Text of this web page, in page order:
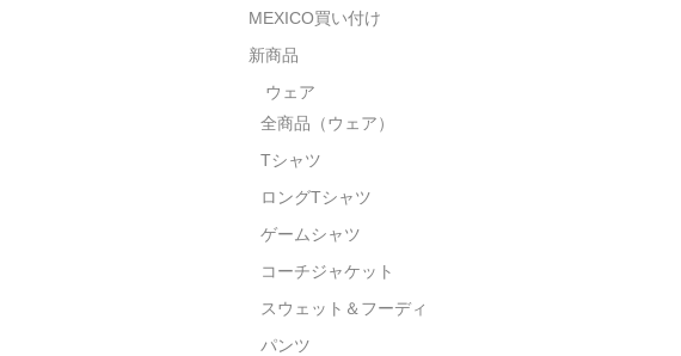
MEXICO買い付け
新商品
ウェア
全商品（ウェア）
Tシャツ
ロングTシャツ
ゲームシャツ
コーチジャケット
スウェット＆フーディ
パンツ